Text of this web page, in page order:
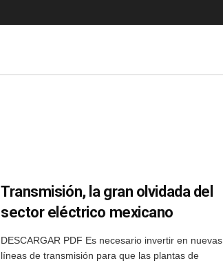
Transmisión, la gran olvidada del
sector eléctrico mexicano
DESCARGAR PDF Es necesario invertir en nuevas
líneas de transmisión para que las plantas de